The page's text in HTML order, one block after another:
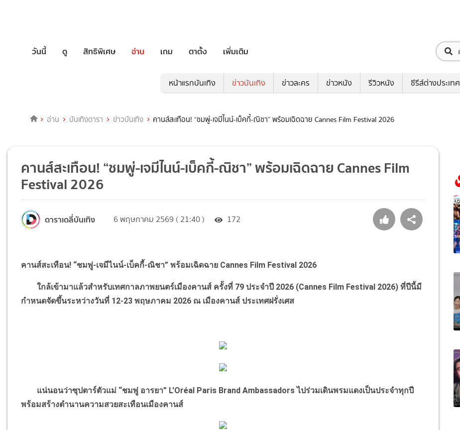
วันนี้ ดู สิทธิพิเศษ อ่าน เกม ตาตั้ง เพิ่มเติม
หน้าแรกบันเทิง ข่าวบันเทิง ข่าวละคร ข่าวหนัง รีวิวหนัง ซีรีส์ต่างประเทศ
อ่าน บันเทิงดารา ข่าวบันเทิง คานส์สะเทือน! “ชมพู่-เจมีไนน์-เบ็คกี้-ณิชา” พร้อมเฉิดฉาย Cannes Film Festival 2026
คานส์สะเทือน! “ชมพู่-เจมีไนน์-เบ็คกี้-ณิชา” พร้อมเฉิดฉาย Cannes Film
Festival 2026
ดาราเดลี่บันเทิง 6 พฤษภาคม 2569 ( 21:40 ) 172
คานส์สะเทือน! “ชมพู่-เจมีไนน์-เบ็คกี้-ณิชา” พร้อมเฉิดฉาย Cannes Film Festival 2026
ใกล้เข้ามาแล้วสำหรับเทศกาลภาพยนตร์เมืองคานส์ ครั้งที่ 79 ประจำปี 2026 (Cannes Film Festival 2026) ที่ปีนี้มี
กำหนดจัดขึ้นระหว่างวันที่ 12-23 พฤษภาคม 2026 ณ เมืองคานส์ ประเทศฝรั่งเศส
แน่นอนว่าซุปตาร์ตัวแม่ “ชมพู่ อารยา” L'Oréal Paris Brand Ambassadors ไปร่วมเดินพรมแดงเป็นประจำทุกปี
พร้อมสร้างตำนานความสวยสะเทือนเมืองคานส์